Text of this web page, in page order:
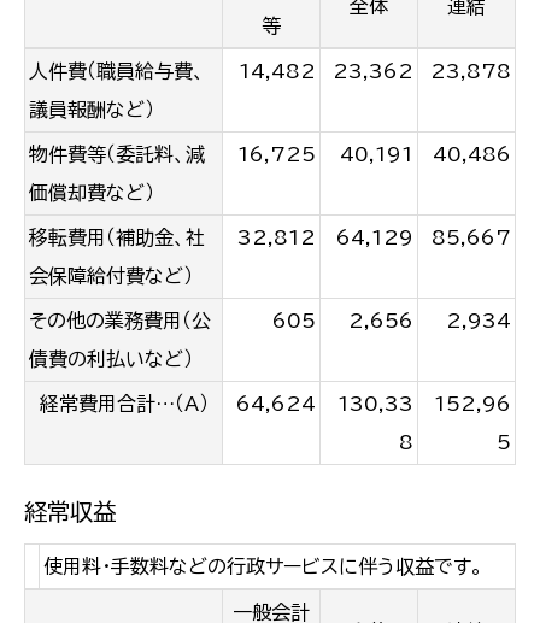
等
全体 連結
人件費（職員給与費、
議員報酬など）
14,482 23,362 23,878
物件費等（委託料、減
価償却費など）
16,725 40,191 40,486
移転費用（補助金、社
会保障給付費など）
32,812 64,129 85,667
その他の業務費用（公
債費の利払いなど）
605 2,656 2,934
経常費用合計…（A） 64,624
130,33
8
152,96
5
経常収益
使用料・手数料などの行政サービスに伴う収益です。
一般会計